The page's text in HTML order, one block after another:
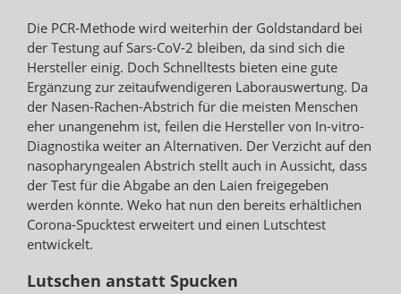
Die PCR-Methode wird weiterhin der Goldstandard bei
der Testung auf Sars-CoV-2 bleiben, da sind sich die
Hersteller einig. Doch Schnelltests bieten eine gute
Ergänzung zur zeitaufwendigeren Laborauswertung. Da
der Nasen-Rachen-Abstrich für die meisten Menschen
eher unangenehm ist, feilen die Hersteller von In-vitro-
Diagnostika weiter an Alternativen. Der Verzicht auf den
nasopharyngealen Abstrich stellt auch in Aussicht, dass
der Test für die Abgabe an den Laien freigegeben
werden könnte. Weko hat nun den bereits erhältlichen
Corona-Spucktest erweitert und einen Lutschtest
entwickelt.
Lutschen anstatt Spucken